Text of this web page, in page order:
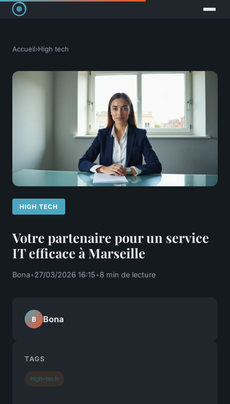
Accueil›High tech
HIGH TECH
Votre partenaire pour un service
IT efficace à Marseille
Bona•27/03/2026 16:15•8 min de lecture
B Bona
TAGS
high-tech